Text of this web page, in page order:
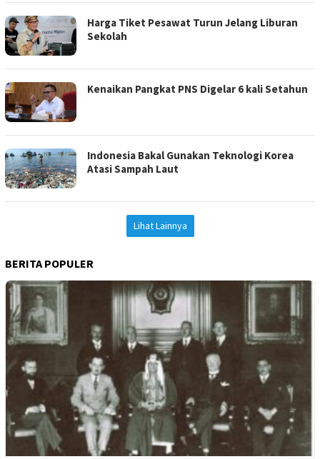
Harga Tiket Pesawat Turun Jelang Liburan
Sekolah
Kenaikan Pangkat PNS Digelar 6 kali Setahun
Indonesia Bakal Gunakan Teknologi Korea
Atasi Sampah Laut
Lihat Lainnya
BERITA POPULER